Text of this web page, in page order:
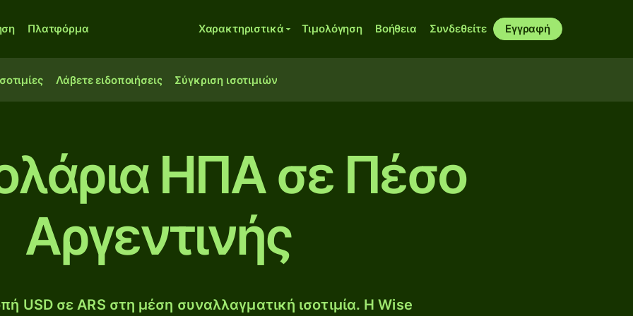
Πλατφόρμα Χαρακτηριστικά Τιμολόγηση Βοήθεια Συνδεθείτε Εγγραφή
Λάβετε ειδοποιήσεις Σύγκριση ισοτιμιών
ΗΠΑ σε Πέσο
Αργεντινής
USD σε ARS στη μέση συναλλαγματική ισοτιμία. Η Wise